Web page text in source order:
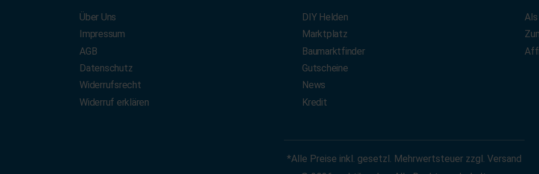
Über Uns
Impressum
AGB
Datenschutz
Widerrufsrecht
Widerruf erklären
DIY Helden
Marktplatz
Baumarktfinder
Gutscheine
News
Kredit
*Alle Preise inkl. gesetzl. Mehrwertsteuer zzgl. Versand